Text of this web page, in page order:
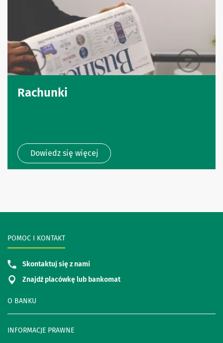
Rachunki
Dowiedz się więcej
O BANKU
INFORMACJE PRAWNE
POMOC I KONTAKT
Skontaktuj się z nami
Znajdź placówkę lub bankomat